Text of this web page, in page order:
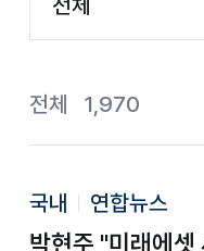
전체 1,970
국내 연합뉴스
박현주 "미래에